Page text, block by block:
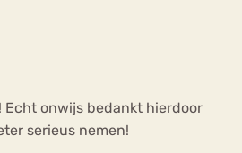
Echt onwijs bedankt hierdoor
serieus nemen!